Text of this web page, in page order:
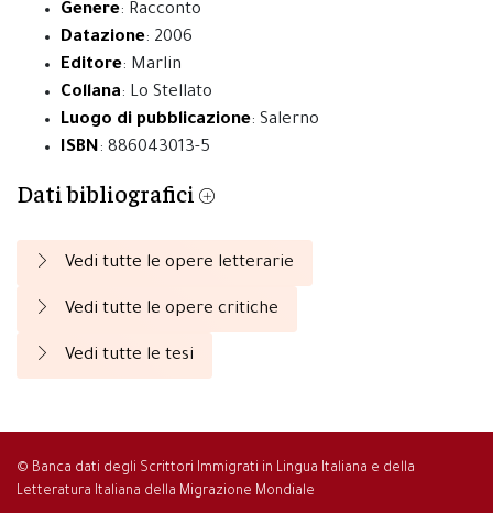
Genere: Racconto
Datazione: 2006
Editore: Marlin
Collana: Lo Stellato
Luogo di pubblicazione: Salerno
ISBN: 886043013-5
Dati bibliografici
Vedi tutte le opere letterarie
Vedi tutte le opere critiche
Vedi tutte le tesi
© Banca dati degli Scrittori Immigrati in Lingua Italiana e della
Letteratura Italiana della Migrazione Mondiale